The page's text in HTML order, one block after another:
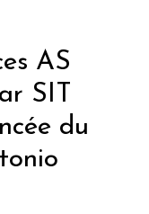
AS
SIT
du